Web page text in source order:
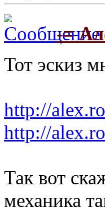
-=
Тот эскиз
http://
http://
Так вот
механика